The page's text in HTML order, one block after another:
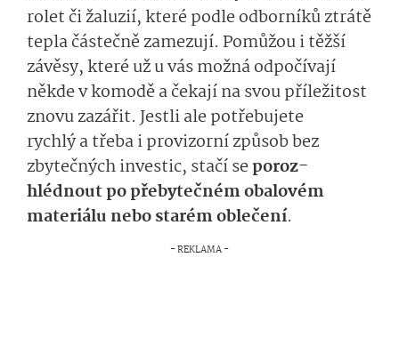
rolet čižalu­zií, které podle odborníků ztrátě
tepla částečně zamezují. Pomů­žouitěžší
závěsy, kteréuž u vásmožná odpočívají
někde v komodě a čekají na svou příležitost
znovu zazářit.Jestli ale potřebujete
rychlýatřeba i provizornízpů­sobbez
zbytečných investic, stačíseporoz­
hlédnoutpo přebytečném obalovém
materiálu nebo starém oblečení.